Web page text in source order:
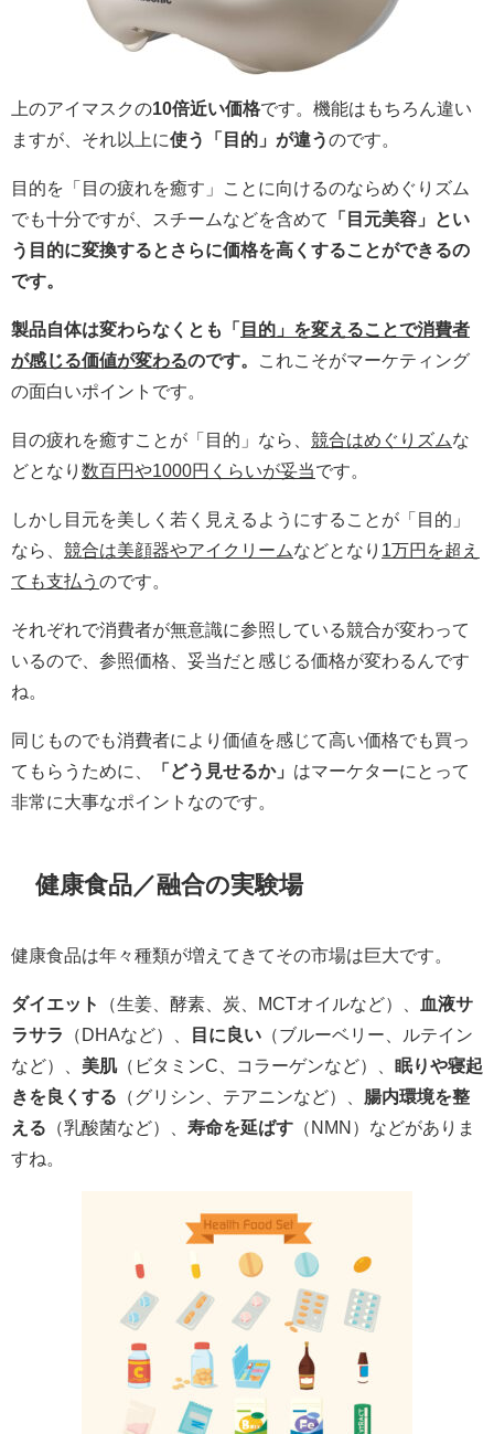
上のアイマスクの10倍近い価格です。機能はもちろん違い
ますが、それ以上に使う「目的」が違うのです。
目的を「目の疲れを癒す」ことに向けるのならめぐりズム
でも十分ですが、スチームなどを含めて
「目元美容」とい
う目的に変換するとさらに価格を高くすることができるの
です。
製品自体は変わらなくとも「 目的」を変えることで消費者
が感じる価値が変わるのです。
これこそがマーケティング
の面白いポイントです。
目の疲れを癒すことが「目的」なら、 競合はめぐりズムな
どとなり 数百円や1000円くらいが妥当です。
しかし目元を美しく若く見えるようにすることが「目的」
なら、 競合は美顔器やアイクリームなどとなり 1万円を超え
ても支払う のです。
それぞれで消費者が無意識に参照している競合が変わって
いるので、参照価格、妥当だと感じる価格が変わるんです
ね。
同じものでも消費者により価値を感じて高い価格でも買っ
てもらうために、
「どう見せるか」 はマーケターにとって
非常に大事なポイントなのです。
健康食品／融合の実験場
健康食品は年々種類が増えてきてその市場は巨大です。
ダイエット （生姜、酵素、炭、MCTオイルなど）、
血液サ
ラサラ
（DHAなど）、 目に良い （ブルーベリー、ルテイン
など）、 美肌（ビタミンC、コラーゲンなど）、 眠りや寝起
きを良くする （グリシン、テアニンなど）、
腸内環境を整
える （乳酸菌など）、 寿命を延ばす （NMN）などがありま
すね。